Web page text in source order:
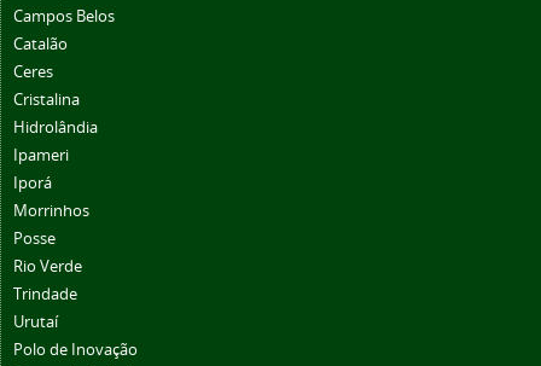
Campos Belos
Catalão
Ceres
Cristalina
Hidrolândia
Ipameri
Iporá
Morrinhos
Posse
Rio Verde
Trindade
Urutaí
Polo de Inovação